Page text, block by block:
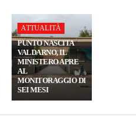
ATTUALITÀ
PUNTO NASCITA
VALDARNO, IL
MINISTERO APRE
AL
MONITORAGGIO DI
SEI MESI